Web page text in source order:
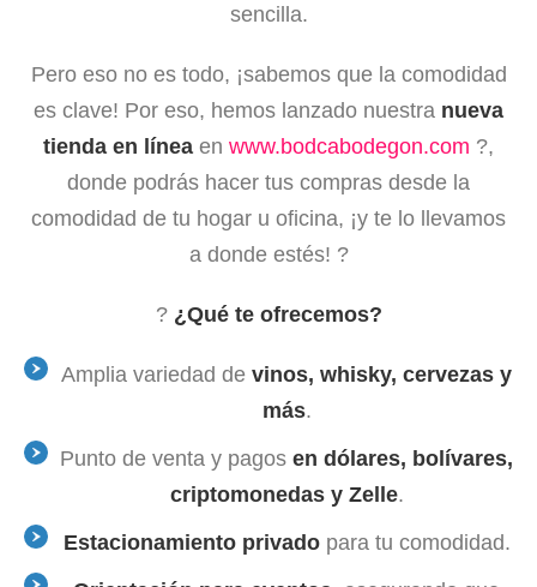
sencilla.
Pero eso no es todo, ¡sabemos que la comodidad
es clave! Por eso, hemos lanzado nuestra nueva
tienda en línea en www.bodcabodegon.com ?️,
donde podrás hacer tus compras desde la
comodidad de tu hogar u oficina, ¡y te lo llevamos
a donde estés! ?
? ¿Qué te ofrecemos?
Amplia variedad de vinos, whisky, cervezas y
más.
Punto de venta y pagos en dólares, bolívares,
criptomonedas y Zelle.
Estacionamiento privadopara tu comodidad.